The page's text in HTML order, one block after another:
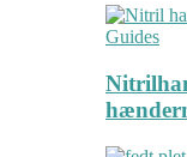
Guides